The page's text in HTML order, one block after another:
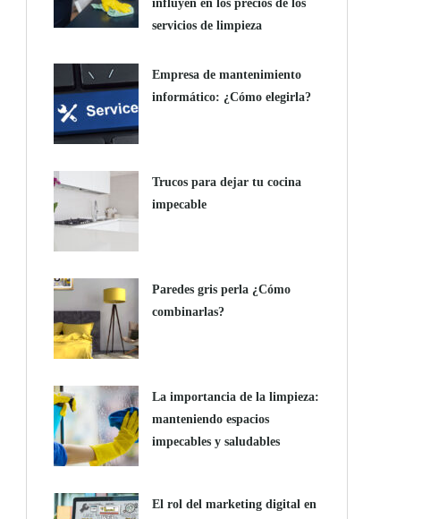
influyen en los precios de los
servicios de limpieza
Empresa de mantenimiento
informático: ¿Cómo elegirla?
Trucos para dejar tu cocina
impecable
Paredes gris perla ¿Cómo
combinarlas?
La importancia de la limpieza:
manteniendo espacios
impecables y saludables
El rol del marketing digital en